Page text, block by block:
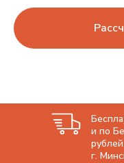
и по
г.